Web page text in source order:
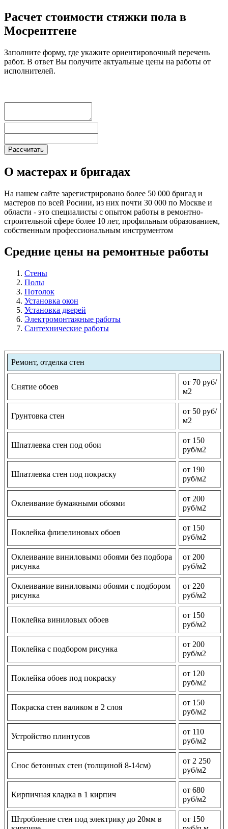
Расчет стоимости стяжки пола в
Мосрентгене
Заполните форму, где укажите ориентировочный перечень
работ. В ответ Вы получите актуальные цены на работы от
исполнителей.
О мастерах и бригадах
На нашем сайте зарегистрировано более 50 000 бригад и
мастеров по всей Росиии, из них почти 30 000 по Москве и
области - это специалисты с опытом работы в ремонтно-
строительной сфере более 10 лет, профильным образованием,
собственным профессиональным инструментом
Средние цены на ремонтные работы
Стены
Полы
Потолок
Установка окон
Установка дверей
Электромонтажные работы
Сантехнические работы
Ремонт, отделка стен
Снятие обоев
от 70 руб/
м2
Грунтовка стен
от 50 руб/
м2
Шпатлевка стен под обои
от 150
руб/м2
Шпатлевка стен под покраску
от 190
руб/м2
Оклеивание бумажными обоями
от 200
руб/м2
Поклейка флизелиновых обоев
от 150
руб/м2
Оклеивание виниловыми обоями без подбора
рисунка
от 200
руб/м2
Оклеивание виниловыми обоями с подбором
рисунка
от 220
руб/м2
Поклейка виниловых обоев
от 150
руб/м2
Поклейка с подбором рисунка
от 200
руб/м2
Поклейка обоев под покраску
от 120
руб/м2
Покраска стен валиком в 2 слоя
от 150
руб/м2
Устройство плинтусов
от 110
руб/м2
Снос бетонных стен (толщиной 8-14см)
от 2 250
руб/м2
Кирпичная кладка в 1 кирпич
от 680
руб/м2
Штробление стен под электрику до 20мм в
от 150